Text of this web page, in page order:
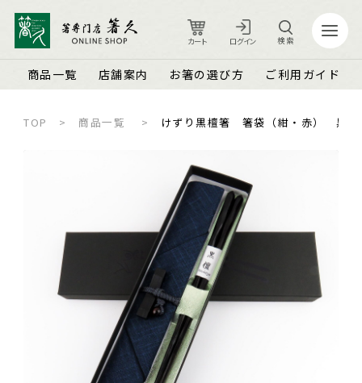
商品一覧 店舗案内 お箸の選び方 ご利用ガイド
検索
カート ログイン
ご利用ガイド
箸久について
品質保証とメンテナンス
商品一覧
名入れ可能なお箸
結婚祝い・結婚記念日
長寿祝い・賀寿（還暦・古希・米寿など）
ご夫婦・ご両親へ（夫婦箸）
お知らせ
商品ピックアップ＆トピックス
お客さまの声
よくあるご質問
名入れ箸のご紹介
カート ログイン
TOP 商品一覧 けずり黒檀箸 箸袋（紺・赤） 黒檀